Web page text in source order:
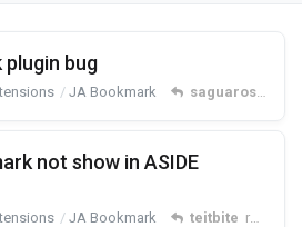
plugin bug
JA Bookmark saguaros
not show in ASIDE
JA Bookmark teitbite replied